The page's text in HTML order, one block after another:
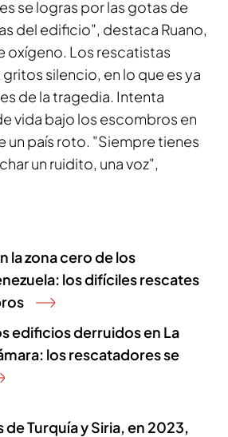
se logras por las gotas de
del edificio", destaca Ruano,
oxígeno. Los rescatistas
silencio, en lo que es ya
de la tragedia. Intenta
vida bajo los escombros en
un país roto. "Siempre tienes
un ruidito, una voz",
la zona cero de los
los difíciles rescates
edificios derruidos en La
los rescatadores se
Turquía y Siria, en 2023,